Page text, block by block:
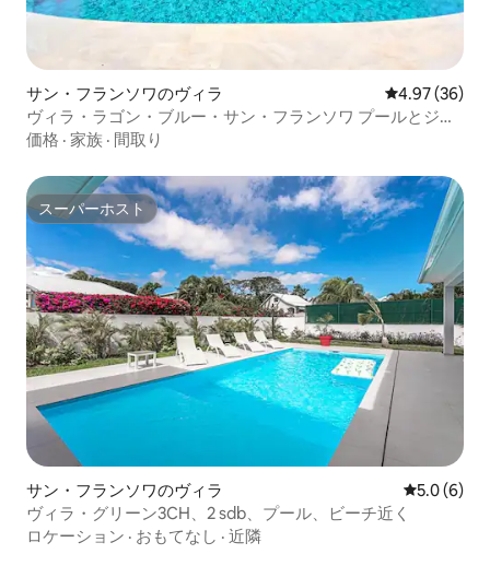
サン・フランソワのヴィラ レビュー36
4.97 (36)
ヴィラ・ラゴン・ブルー・サン・フランソワ プールとジャ
グジー
価格 · 家族 · 間取り
スーパーホスト
スーパーホスト
サン・フランソワのヴィラ レビュー6
5.0 (6)
ヴィラ・グリーン3CH、2 sdb、プール、ビーチ近く
ロケーション · おもてなし · 近隣